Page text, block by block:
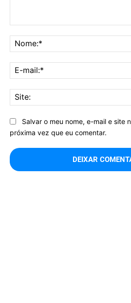
Salvar o meu nome, e-mail e site
próxima vez que eu comentar.